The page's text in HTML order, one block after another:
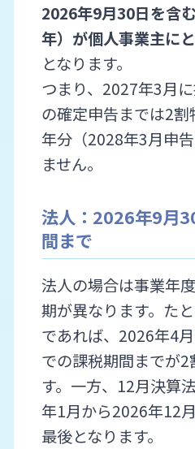
2026年9月30日を含
年）が個人事業主に
となります。
つまり、2027年3月
の確定申告までは2
年分（2028年3月申
ません。
法人：2026年9月
間まで
法人の場合は事業年
期が異なります。た
であれば、2026年4
での課税期間までが
す。一方、12月決算
年1月から2026年12
最後となります。